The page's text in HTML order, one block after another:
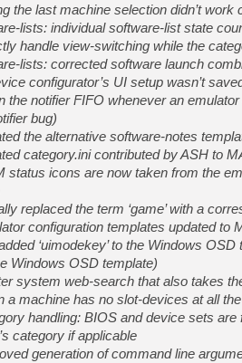
the last machine selection didn’t
lists: individual software-list state
handle view-switching while the
lists: corrected software launch
configurator’s UI setup wasn’t
the notifier FIFO whenever an
bug)
the alternative software-notes
category.ini contributed by ASH to
status icons are now taken from the
replaced the term ‘game’ with a
configuration templates updated to
‘uimodekey’ to the Windows
Windows OSD template)
system web-search that also takes
a machine has no slot-devices at all
handling: BIOS and device sets
category if applicable
generation of command line